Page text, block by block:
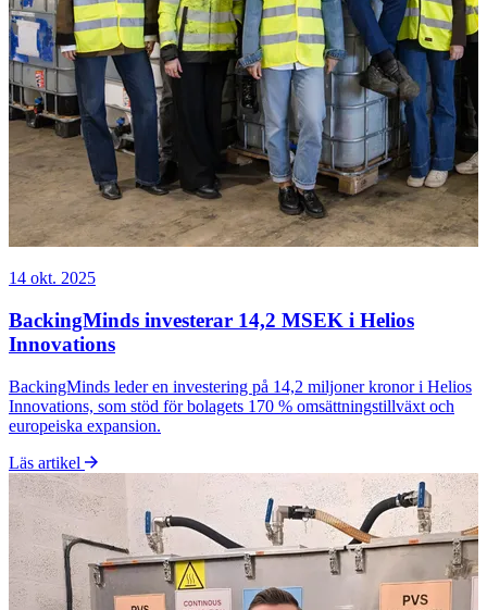
14 okt. 2025
BackingMinds investerar 14,2 MSEK i Helios
Innovations
BackingMinds leder en investering på 14,2 miljoner kronor i Helios
Innovations, som stöd för bolagets 170 % omsättningstillväxt och
europeiska expansion.
Läs artikel